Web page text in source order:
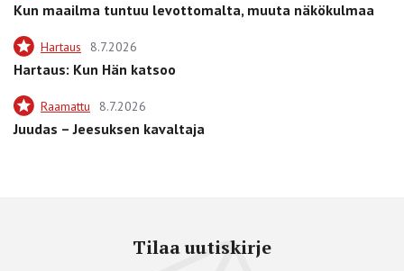
Kun maailma tuntuu levottomalta, muuta näkökulmaa
Hartaus 8.7.2026
Hartaus: Kun Hän katsoo
Raamattu 8.7.2026
Juudas – Jeesuksen kavaltaja
Tilaa uutiskirje